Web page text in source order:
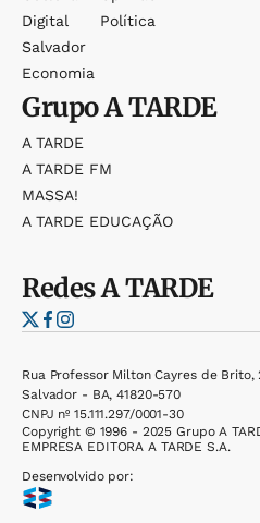
Digital
Salvador
Economia
Política
GrupoA TARDE
A TARDE
A TARDE FM
MASSA!
A TARDE EDUCAÇÃO
RedesA TARDE
Rua Professor Milton Cayres de
Salvador - BA, 41820-570
CNPJ nº 15.111.297/0001-30
Copyright © 1996 - 2025 Grupo A
EMPRESA EDITORA A TARDE S.A.
Desenvolvido por: